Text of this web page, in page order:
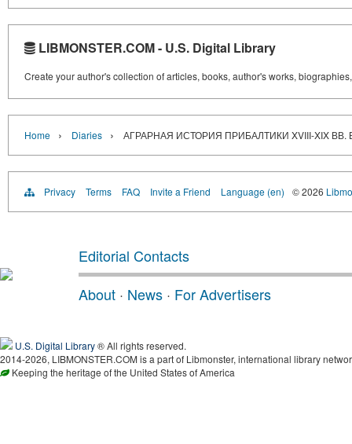
LIBMONSTER.COM - U.S. Digital Library
Create your author's collection of articles, books, author's works,
Home › Diaries › АГРАРНАЯ ИСТОРИЯ ПРИБАЛТИКИ XVIII-XIX
Privacy Terms FAQ Invite a Friend Language (en) © 2026
Editorial Contacts
About · News · For Advertisers
U.S. Digital Library® All rights reserved.
2014-2026, LIBMONSTER.COM is a part of Libmonster, international library
Keeping the heritage of the United States of America